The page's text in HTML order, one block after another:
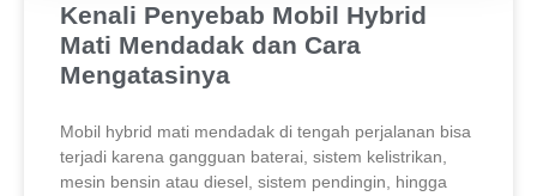
Kenali Penyebab Mobil Hybrid
Mati Mendadak dan Cara
Mengatasinya
Mobil hybrid mati mendadak di tengah perjalanan bisa
terjadi karena gangguan baterai, sistem kelistrikan,
mesin bensin atau diesel, sistem pendingin, hingga